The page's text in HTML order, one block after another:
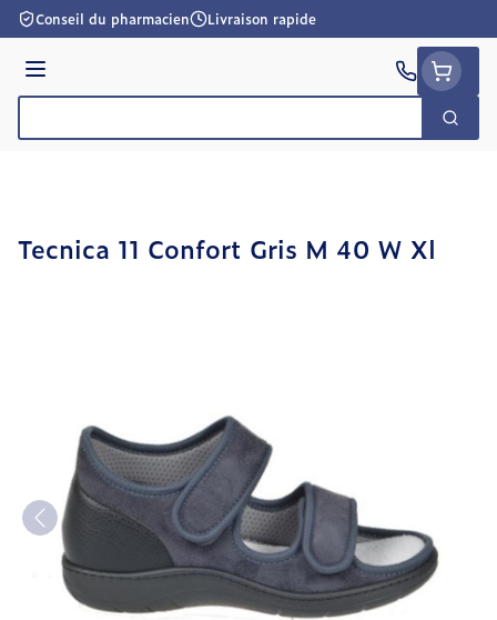
Aller au contenu
Conseil du pharmacien Livraison rapide
Menu
Tecnica 11 Confort Gris M 40 W Xl